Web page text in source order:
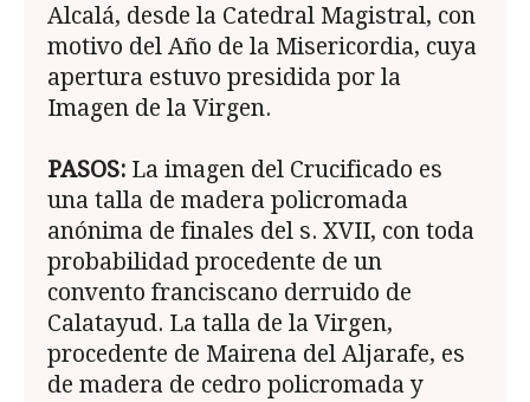
Alcalá, desde la Catedral Magistral, con
motivo del Año de la Misericordia, cuya
apertura estuvo presidida por la
Imagen de la Virgen.
PASOS: La imagen del Crucificado es
una talla de madera policro­mada
anónima de finales del s. XVII, con toda
probabilidad procedente de un
convento franciscano derruido de
Calatayud. La talla de la Virgen,
procedente de Mairena del Aljarafe, es
de madera de cedro policro­mada y